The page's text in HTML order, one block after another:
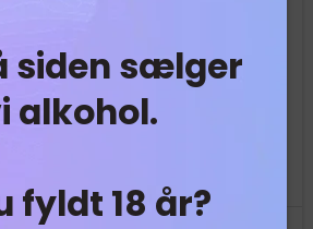
siden sælger
alkohol.
fyldt 18 år?